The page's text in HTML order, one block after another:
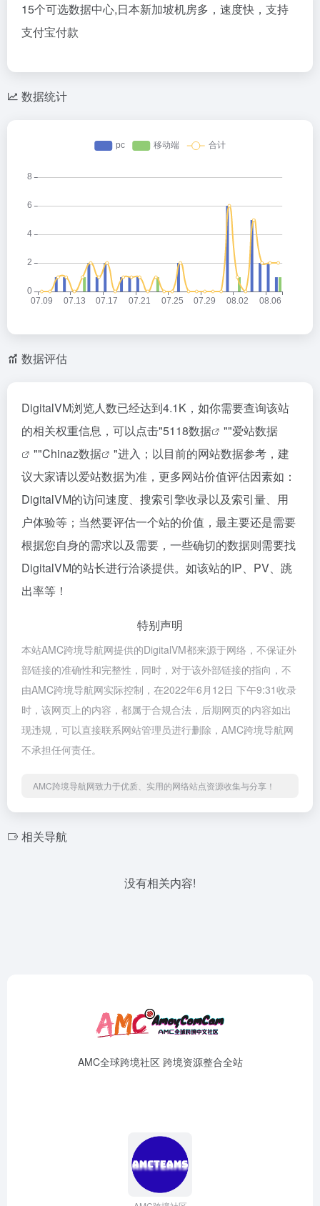
15个可选数据中心,日本新加坡机房多，速度快，支持
支付宝付款
数据统计
数据评估
DigitalVM浏览人数已经达到4.1K，如你需要查询该站
的相关权重信息，可以点击"5118数据 ""爱站数据
""Chinaz数据
"进入；以目前的网站数据参考，建
议大家请以爱站数据为准，更多网站价值评估因素如：
DigitalVM的访问速度、搜索引擎收录以及索引量、用
户体验等；当然要评估一个站的价值，最主要还是需要
根据您自身的需求以及需要，一些确切的数据则需要找
DigitalVM的站长进行洽谈提供。如该站的IP、PV、跳
出率等！
特别声明
本站AMC跨境导航网提供的DigitalVM都来源于网络，不保证外
部链接的准确性和完整性，同时，对于该外部链接的指向，不
由AMC跨境导航网实际控制，在2022年6月12日 下午9:31收录
时，该网页上的内容，都属于合规合法，后期网页的内容如出
现违规，可以直接联系网站管理员进行删除，AMC跨境导航网
不承担任何责任。
AMC跨境导航网致力于优质、实用的网络站点资源收集与分享！
相关导航
没有相关内容!
AMC全球跨境社区 跨境资源整合全站